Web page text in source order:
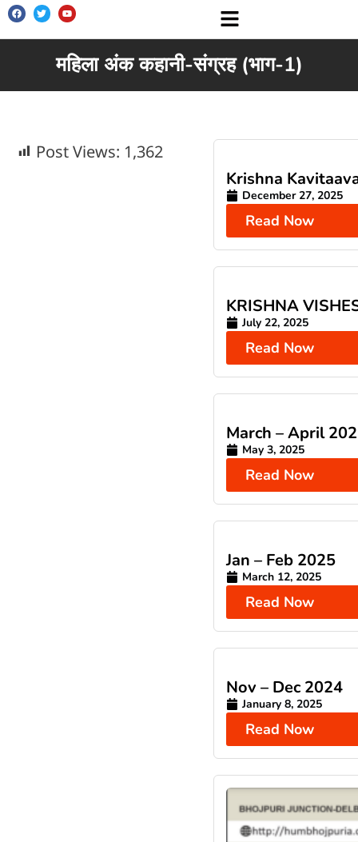
महिला अंक कहानी-संग्रह (भाग-1)
Post Views: 1,362
Krishna
December 27, 2025
Read Now
KRISHNA
July 22, 2025
Read Now
March – April
May 3, 2025
Read Now
Jan – Feb 2025
March 12, 2025
Read Now
Nov – Dec 2024
January 8, 2025
Read Now